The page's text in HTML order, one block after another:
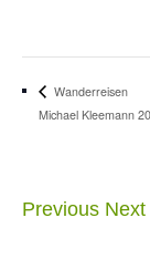
Wanderreisen
Michael Kleemann
Previous Next